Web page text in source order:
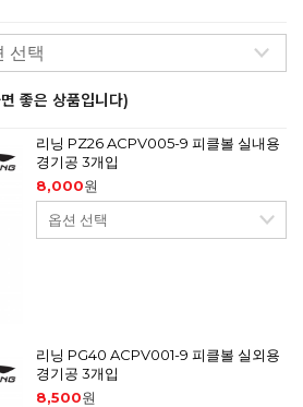
좋은 상품입니다)
리닝 PZ26 ACPV005-9 피클볼 실내용
경기공 3개입
8,000원
리닝 PG40 ACPV001-9 피클볼 실외용
경기공 3개입
8,500원